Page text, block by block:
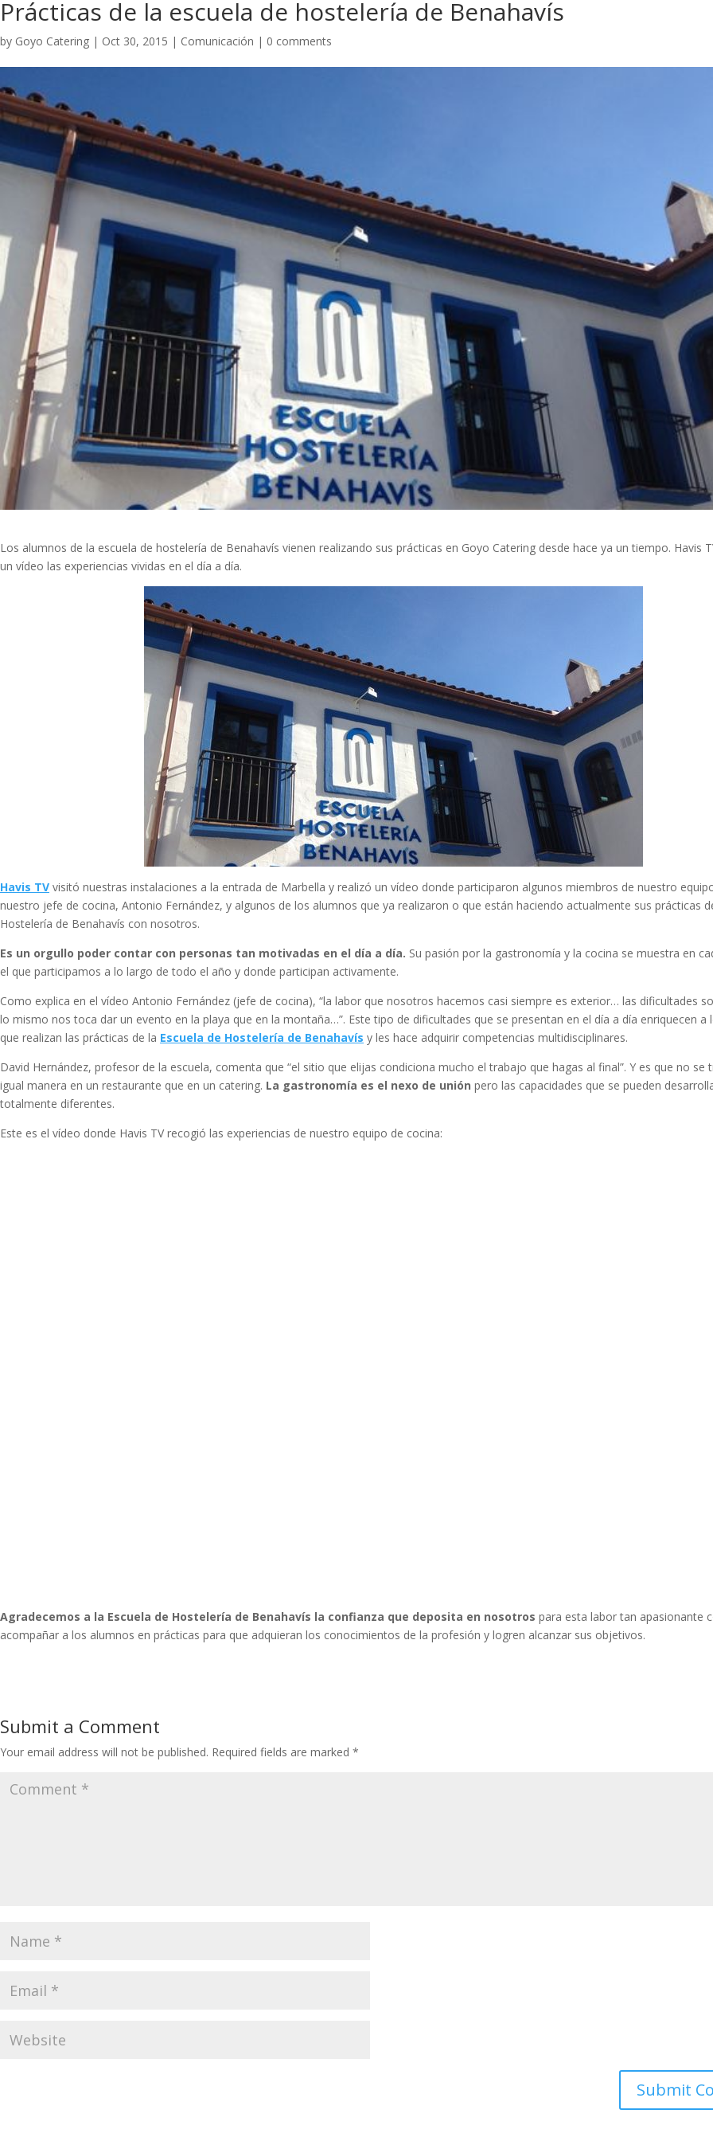
Prácticas de la escuela de hostelería de Benahavís
by Goyo Catering | Oct 30, 2015 | Comunicación | 0 comments
Los alumnos de la escuela de hostelería de Benahavís vienen realizando sus prácticas en Goyo Catering desde hace ya un tiempo. Havis
un vídeo las experiencias vividas en el día a día.
Havis TV visitó nuestras instalaciones a la entrada de Marbella y realizó un vídeo donde participaron algunos miembros de nuestro
nuestro jefe de cocina, Antonio Fernández, y algunos de los alumnos que ya realizaron o que están haciendo actualmente sus prácticas
Hostelería de Benahavís con nosotros.
Es un orgullo poder contar con personas tan motivadas en el día a día. Su pasión por la gastronomía y la cocina se muestra en
el que participamos a lo largo de todo el año y donde participan activamente.
Como explica en el vídeo Antonio Fernández (jefe de cocina), “la labor que nosotros hacemos casi siempre es exterior… las dificultades
lo mismo nos toca dar un evento en la playa que en la montaña…”. Este tipo de dificultades que se presentan en el día a día enriquecen a
que realizan las prácticas de la Escuela de Hostelería de Benahavís y les hace adquirir competencias multidisciplinares.
David Hernández, profesor de la escuela, comenta que “el sitio que elijas condiciona mucho el trabajo que hagas al final”. Y es que no se
igual manera en un restaurante que en un catering. La gastronomía es el nexo de unión pero las capacidades que se pueden
totalmente diferentes.
Este es el vídeo donde Havis TV recogió las experiencias de nuestro equipo de cocina:
Agradecemos a la Escuela de Hostelería de Benahavís la confianza que deposita en nosotros para esta labor tan apasionante
acompañar a los alumnos en prácticas para que adquieran los conocimientos de la profesión y logren alcanzar sus objetivos.
Submit a Comment
Your email address will not be published. Required fields are marked *